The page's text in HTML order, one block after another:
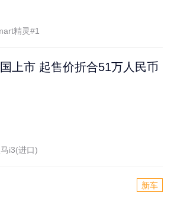
精灵#1
上市 起售价折合51万人民币
i3(进口)
新车